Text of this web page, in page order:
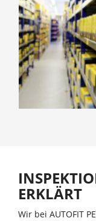
ERKLÄRT
Wir bei AUTOFIT